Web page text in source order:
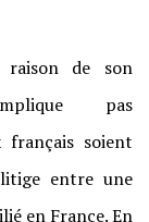
de son
pas
français soient
entre une
en France. En